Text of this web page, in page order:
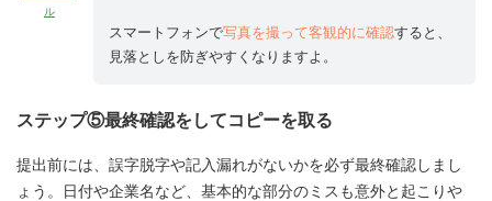
ル
スマートフォンで写真を撮って客観的に確認すると、
見落としを防ぎやすくなりますよ。
ステップ⑤最終確認をしてコピーを取る
提出前には、誤字脱字や記入漏れがないかを必ず最終確認しまし
ょう。日付や企業名など、基本的な部分のミスも意外と起こりや